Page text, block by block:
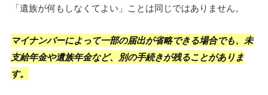
「遺族が何もしなくてよい」ことは同じではありません。
マイナンバーによって一部の届出が省略できる場合でも、未
支給年金や遺族年金など、別の手続きが残ることがありま
す。